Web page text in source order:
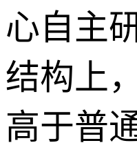
心自主
结构上
高于普